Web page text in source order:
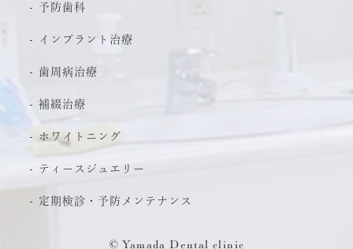
予防歯科
インプラント治療
歯周病治療
補綴治療
ホワイトニング
ティースジュエリー
定期検診・予防メンテナンス
© Yamada Dental clinic